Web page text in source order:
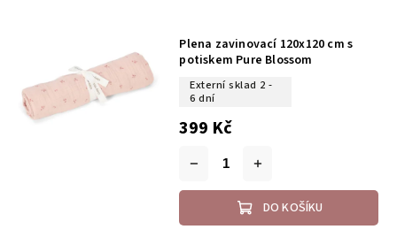
Plena zavinovací 120x120 cm s
potiskem Pure Blossom
Externí sklad 2 -
6 dní
399 Kč
DO KOŠÍKU